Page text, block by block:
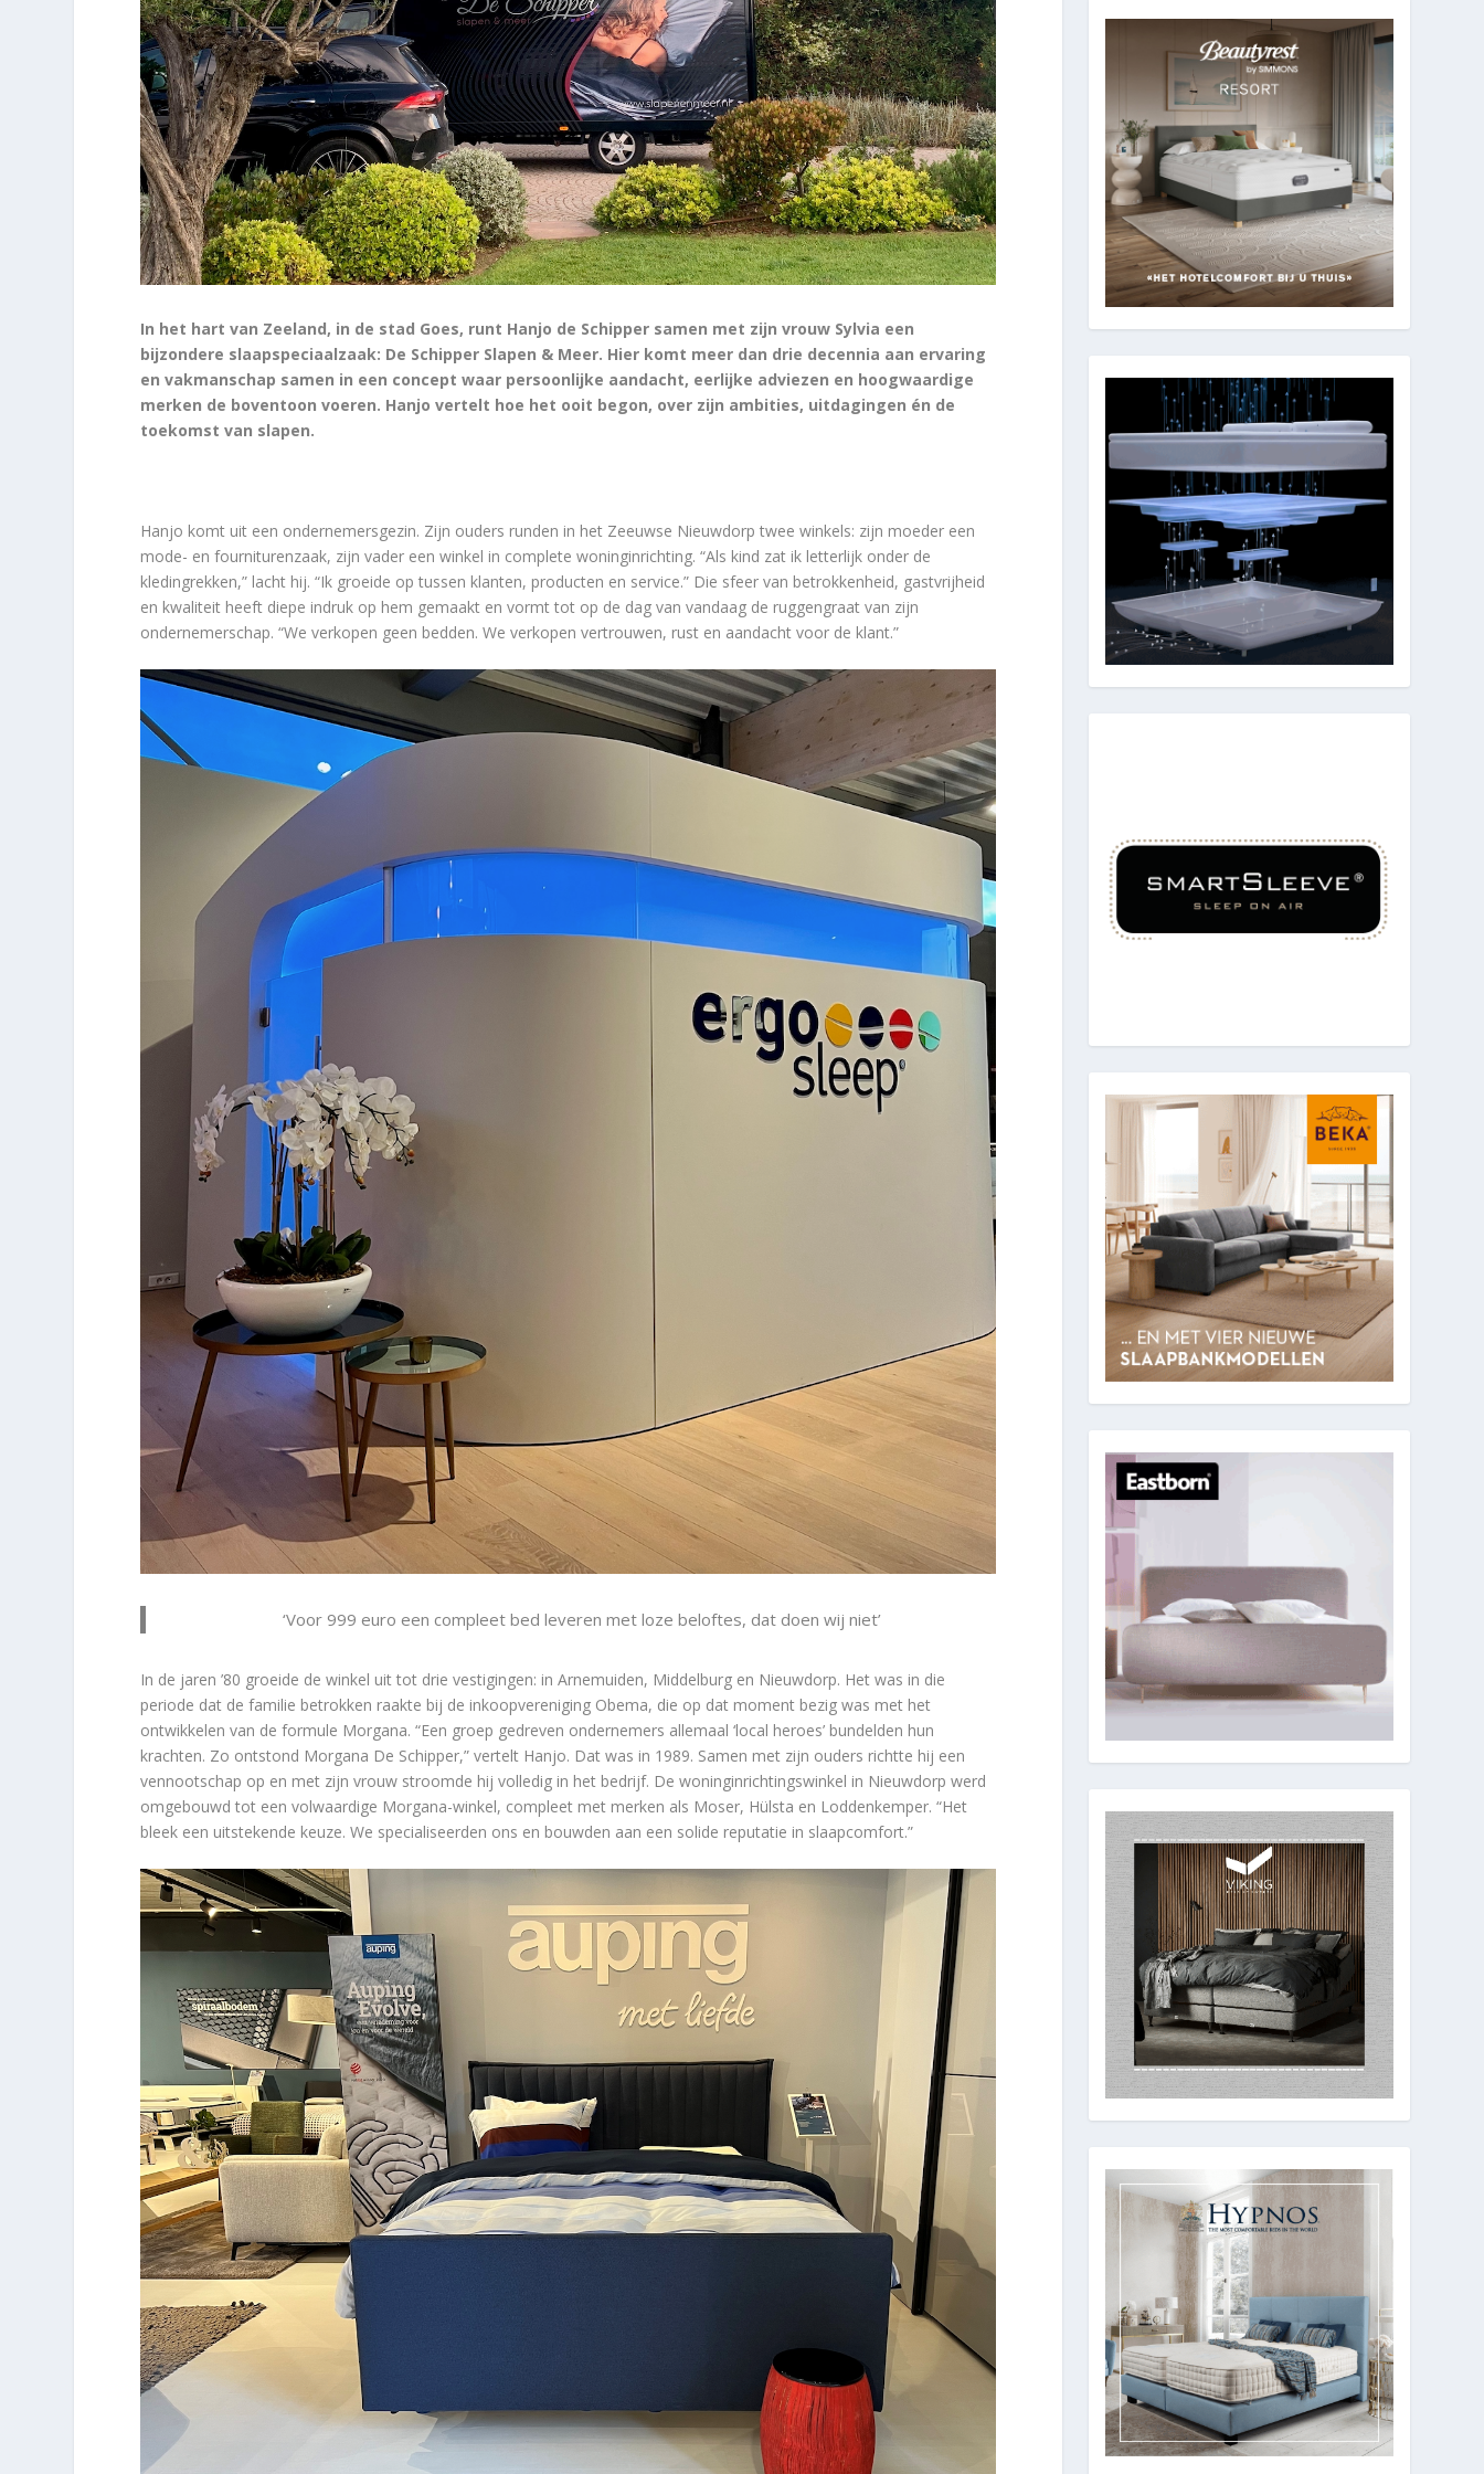
In het hart van Zeeland, in de stad Goes, runt Hanjo de Schipper samen met zijn vrouw Sylvia een
bijzondere slaapspeciaalzaak: De Schipper Slapen & Meer. Hier komt meer dan drie decennia aan ervaring
en vakmanschap samen in een concept waar persoonlijke aandacht, eerlijke adviezen en hoogwaardige
merken de boventoon voeren. Hanjo vertelt hoe het ooit begon, over zijn ambities, uitdagingen én de
toekomst van slapen.
Hanjo komt uit een ondernemersgezin. Zijn ouders runden in het Zeeuwse Nieuwdorp twee winkels: zijn moeder een
mode- en fourniturenzaak, zijn vader een winkel in complete woninginrichting. “Als kind zat ik letterlijk onder de
kledingrekken,” lacht hij. “Ik groeide op tussen klanten, producten en service.” Die sfeer van betrokkenheid, gastvrijheid
en kwaliteit heeft diepe indruk op hem gemaakt en vormt tot op de dag van vandaag de ruggengraat van zijn
ondernemerschap. “We verkopen geen bedden. We verkopen vertrouwen, rust en aandacht voor de klant.”
‘Voor 999 euro een compleet bed leveren met loze beloftes, dat doen wij niet’
In de jaren ’80 groeide de winkel uit tot drie vestigingen: in Arnemuiden, Middelburg en Nieuwdorp. Het was in die
periode dat de familie betrokken raakte bij de inkoopvereniging Obema, die op dat moment bezig was met het
ontwikkelen van de formule Morgana. “Een groep gedreven ondernemers allemaal ‘local heroes’ bundelden hun
krachten. Zo ontstond Morgana De Schipper,” vertelt Hanjo. Dat was in 1989. Samen met zijn ouders richtte hij een
vennootschap op en met zijn vrouw stroomde hij volledig in het bedrijf. De woninginrichtingswinkel in Nieuwdorp werd
omgebouwd tot een volwaardige Morgana-winkel, compleet met merken als Moser, Hülsta en Loddenkemper. “Het
bleek een uitstekende keuze. We specialiseerden ons en bouwden aan een solide reputatie in slaapcomfort.”